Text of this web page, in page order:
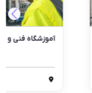
آموزشگاه فنی و حرفه‌ای اولکا